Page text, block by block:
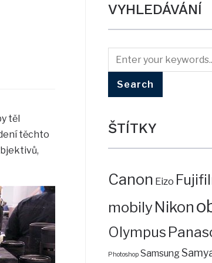
těl
těchto
VYHLEDÁVÁNÍ
ŠTÍTKY
Canon Eizo
mobilyNikon
Olympus
Photoshop Samsung